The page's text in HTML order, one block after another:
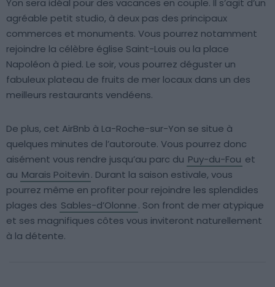
Yon sera idéal pour des vacances en couple. Il s’agit d’un
agréable petit studio, à deux pas des principaux
commerces et monuments. Vous pourrez notamment
rejoindre la célèbre église Saint-Louis ou la place
Napoléon à pied. Le soir, vous pourrez déguster un
fabuleux plateau de fruits de mer locaux dans un des
meilleurs restaurants vendéens.
De plus, cet AirBnb à La-Roche-sur-Yon se situe à
quelques minutes de l’autoroute. Vous pourrez donc
aisément vous rendre jusqu’au parc du Puy-du-Fou et
au Marais Poitevin. Durant la saison estivale, vous
pourrez même en profiter pour rejoindre les splendides
plages des Sables-d’Olonne. Son front de mer atypique
et ses magnifiques côtes vous inviteront naturellement
à la détente.